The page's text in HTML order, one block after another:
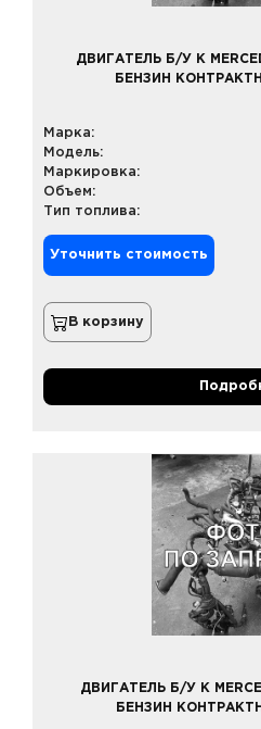
ДВИГАТЕЛЬ Б/У К
БЕНЗИН
Марка:
Модель:
Маркировка:
Объем:
Тип топлива:
Уточнить стоимость
В корзину
ДВИГАТЕЛЬ Б/У К
БЕНЗИН